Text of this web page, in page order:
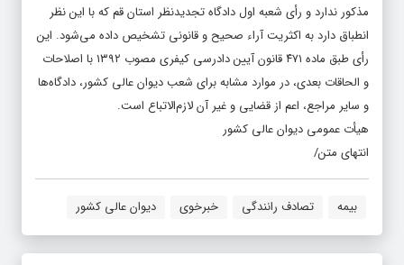
مذکور ندارد و رأی شعبه اول دادگاه تجدیدنظر استان قم که با این نظر
انطباق دارد به اکثریت آراء صحیح و قانونی تشخیص داده می‌شود. این
رأی طبق ماده ۴۷۱ قانون آیین دادرسی کیفری مصوب ۱۳۹۲ با اصلاحات
و الحاقات بعدی، در موارد مشابه برای شعب دیوان عالی کشور، دادگاه‌ها
و سایر مراجع، اعم از قضایی و غیر آن لازم‌الاتباع است.
هیأت‌ عمومی دیوان‌ عالی‌ کشور
انتهای متن/
بیمه تصادف رانندگی خبرخوی دیوان عالی کشور